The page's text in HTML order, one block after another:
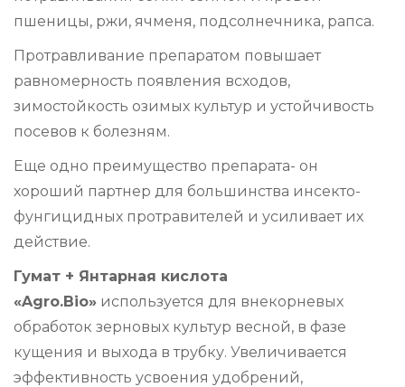
пшеницы, ржи, ячменя, подсолнечника, рапса.
Протравливание препаратом повышает
равномерность появления всходов,
зимостойкость озимых культур и устойчивость
посевов к болезням.
Еще одно преимущество препарата- он
хороший партнер для большинства инсекто-
фунгицидных протравителей и усиливает их
действие.
Гумат + Янтарная кислота
«Agro.Bio» используется для внекорневых
обработок зерновых культур весной, в фазе
кущения и выхода в трубку. Увеличивается
эффективность усвоения удобрений,